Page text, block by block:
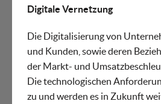
Digitale Vernetzung
Die Digitalisierung von
und Kunden, sowie deren
der Markt- und
Die technologischen
zu und werden es in Zukunft